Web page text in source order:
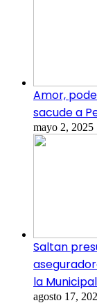
Amor,
sacude a
mayo 2, 2025
Saltan
la
agosto 17,